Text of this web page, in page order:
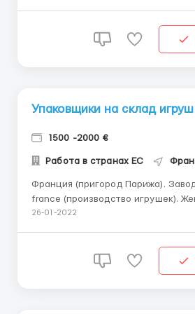
Упаковщики на склад
1500 -2000 €
Работа в странах ЕС
Франция (пригород Парижа). Завод Spin master
france (производство игрушек). Женщины, мужчины,
семейные пары до 60 лет Обязанности: сборка,
предоставляется ( оплата за
26-01-2022